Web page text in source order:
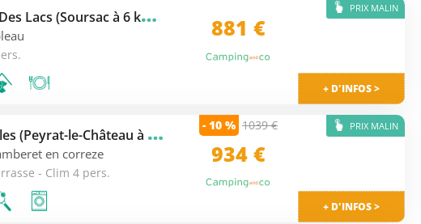
C
amping Municipal Des Lacs (Soursac à 6 km) 881 €
PRIX MALIN
+ D'INFOS >
C
amping Les Deux Iles (Peyrat-le-Château à 9 km) ★★★
en correze
- Clim 4 pers.
- 10 % 1039 €
934 €
PRIX MALIN
+ D'INFOS >